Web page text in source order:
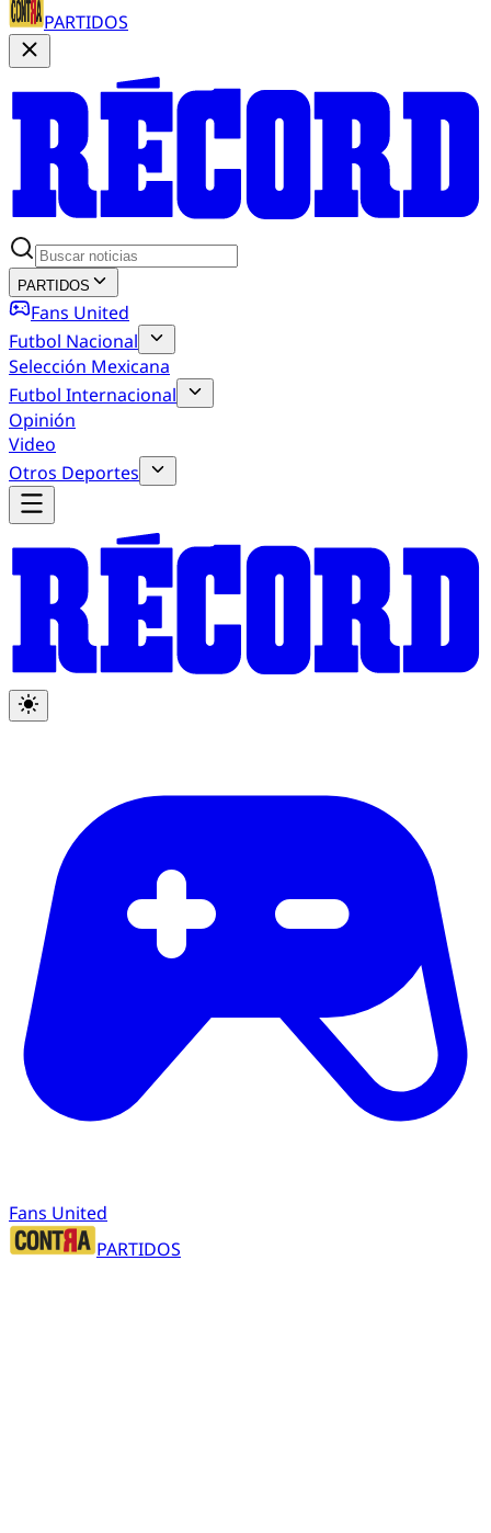
PARTIDOS
PARTIDOS
Fans United
Futbol Nacional
Selección Mexicana
Futbol Internacional
Opinión
Video
Otros Deportes
Fans United
PARTIDOS